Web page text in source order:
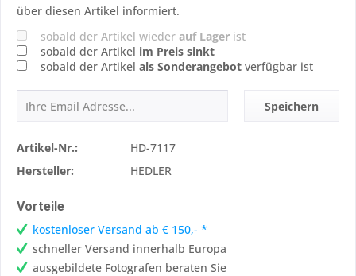
über diesen Artikel informiert.
sobald der Artikel wieder auf Lager ist
sobald der Artikel im Preis sinkt
sobald der Artikel als Sonderangebot verfügbar ist
Speichern
Artikel-Nr.:
HD-7117
Hersteller:
HEDLER
Vorteile
kostenloser Versand ab € 150,- *
schneller Versand innerhalb Europa
ausgebildete Fotografen beraten Sie